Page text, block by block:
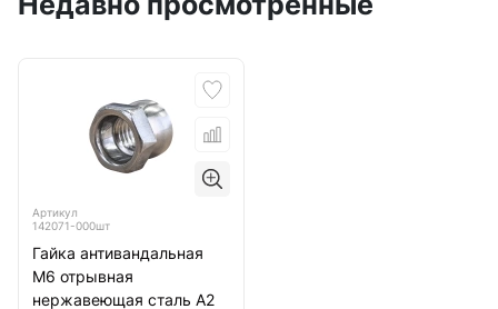
Артикул
142071-000шт
Гайка антивандальная
М6 отрывная
нержавеющая сталь А2